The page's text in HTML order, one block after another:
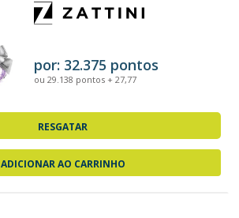
por: 32.375 pontos
ou 29.138 pontos + 27,77
RESGATAR
ADICIONAR AO CARRINHO